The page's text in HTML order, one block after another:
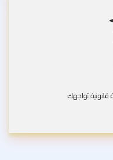
تواجهك